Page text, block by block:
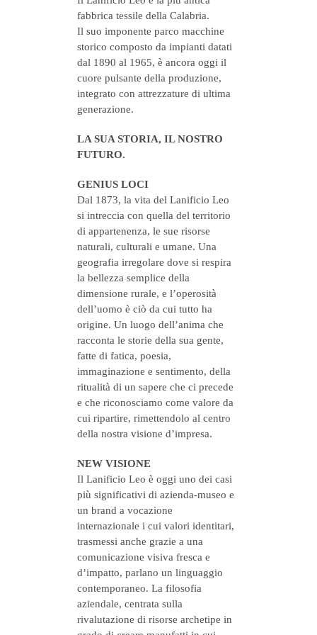
fabbrica tessile della Calabria.
Il suo imponente parco macchine
storico composto da impianti datati
dal 1890 al 1965, è ancora oggi il
cuore pulsante della produzione,
integrato con attrezzature di ultima
generazione.
LA SUA STORIA, IL NOSTRO
FUTURO.
GENIUS LOCI
Dal 1873, la vita del Lanificio Leo
si intreccia con quella del territorio
di appartenenza, le sue risorse
naturali, culturali e umane. Una
geografia irregolare dove si respira
la bellezza semplice della
dimensione rurale, e l’operosità
dell’uomo è ciò da cui tutto ha
origine. Un luogo dell’anima che
racconta le storie della sua gente,
fatte di fatica, poesia,
immaginazione e sentimento, della
ritualità di un sapere che ci precede
e che riconosciamo come valore da
cui ripartire, rimettendolo al centro
della nostra visione d’impresa.
NEW VISIONE
Il Lanificio Leo è oggi uno dei casi
più significativi di azienda-museo e
un brand a vocazione
internazionale i cui valori identitari,
trasmessi anche grazie a una
comunicazione visiva fresca e
d’impatto, parlano un linguaggio
contemporaneo. La filosofia
aziendale, centrata sulla
rivalutazione di risorse archetipe in